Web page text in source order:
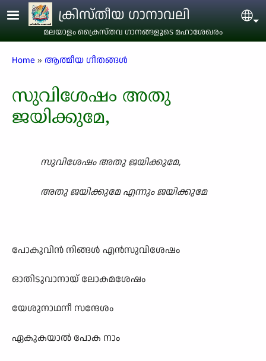
Skip to main contentക്രിസ്തീയ ഗാനാവലി
മലയാളം ക്രൈസ്തവ ഗാനങ്ങളുടെ മഹാശേഖരം
Breadcrumb
Home ആത്മീയ ഗീതങ്ങൾ
സുവിശേഷം അതു
ജയിക്കുമേ,
സുവിശേഷം അതു ജയിക്കുമേ,
അതു ജയിക്കുമേ എന്നും ജയിക്കുമേ
പോകുവിൻ നിങ്ങൾ എൻസുവിശേഷം
ഓതിടുവാനായ് ലോകമശേഷം
യേശുനാഥനീ സന്ദേശം
ഏകുകയാൽ പോക നാം